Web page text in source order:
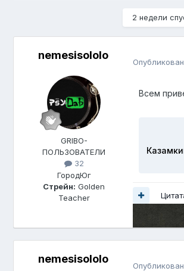
2 недели
nemesisololo
GRIBO-
ПОЛЬЗОВАТЕЛИ
32
ГородЮг
Стрейн: Golden
Teacher
Всем
nemesisololo